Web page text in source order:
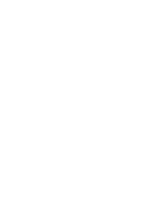
Cria uma conta gratuita para
Criar Conta